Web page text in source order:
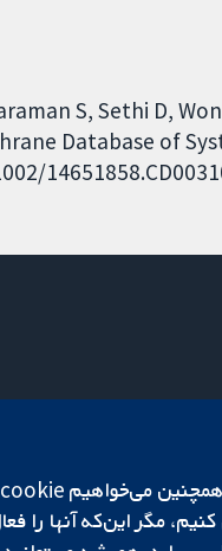
S, Sethi D,
Database of